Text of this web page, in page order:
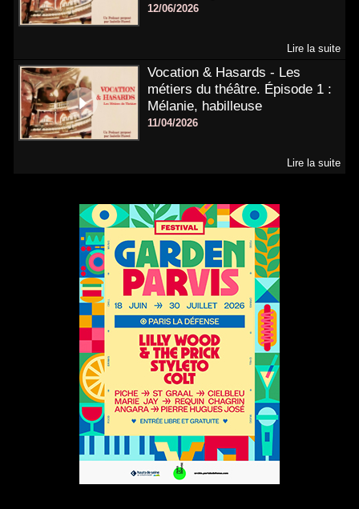
12/06/2026
Lire la suite
Vocation & Hasards - Les
métiers du théâtre. Épisode 1 :
Mélanie, habilleuse
11/04/2026
Lire la suite